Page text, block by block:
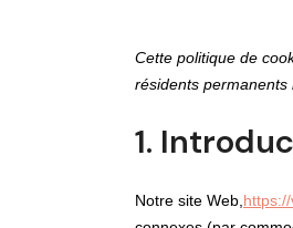
Cette politique de
résidents permanents
1.
Notre site Web,